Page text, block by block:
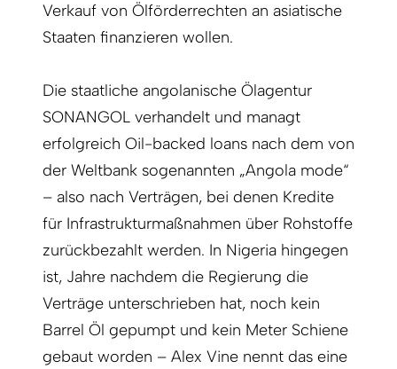
Verkauf von Ölförderrechten an asiatische
Staaten finanzieren wollen.
Die staatliche angolanische Ölagentur
SONANGOL verhandelt und managt
erfolgreich Oil-backed loans nach dem von
der Weltbank sogenannten „Angola mode“
– also nach Verträgen, bei denen Kredite
für Infrastrukturmaßnahmen über Rohstoffe
zurückbezahlt werden. In Nigeria hingegen
ist, Jahre nachdem die Regierung die
Verträge unterschrieben hat, noch kein
Barrel Öl gepumpt und kein Meter Schiene
gebaut worden – Alex Vine nennt das eine